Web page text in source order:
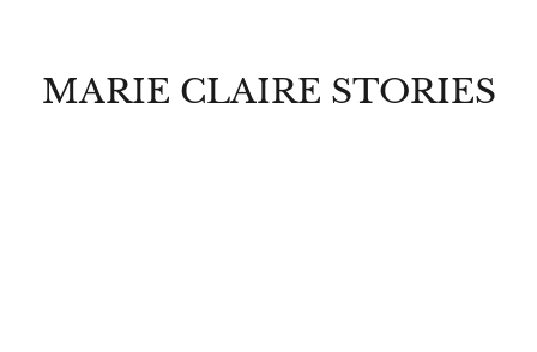
MARIE CLAIRE STORIES